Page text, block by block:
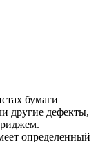
бумаги
другие дефекты,
определенный